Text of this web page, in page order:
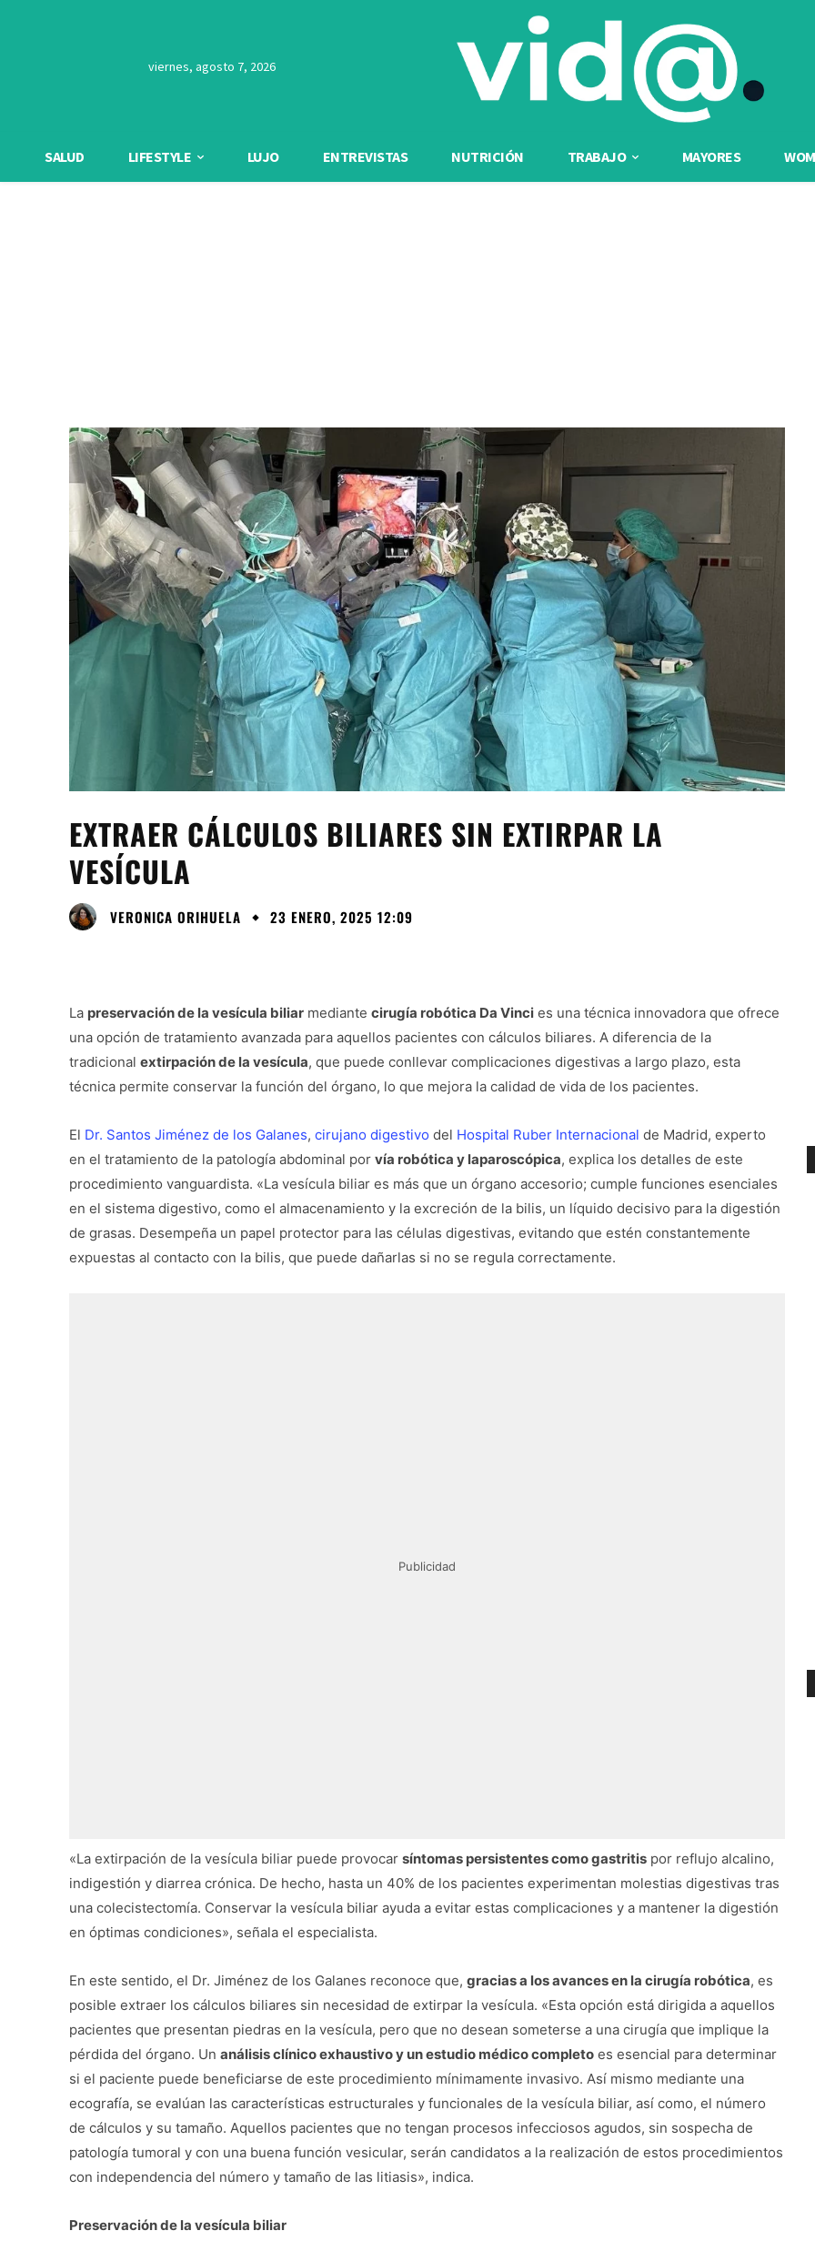
viernes, agosto 7, 2026
SALUD LIFESTYLE LUJO ENTREVISTAS NUTRICIÓN TRABAJO MAYORES
EXTRAER CÁLCULOS BILIARES SIN EXTIRPAR LA
VESÍCULA
VERONICA ORIHUELA 23 ENERO, 2025 12:09
La preservación de la vesícula biliar mediante cirugía robótica Da Vinci es una técnica innovadora que ofrece
una opción de tratamiento avanzada para aquellos pacientes con cálculos biliares. A diferencia de la
tradicional extirpación de la vesícula, que puede conllevar complicaciones digestivas a largo plazo, esta
técnica permite conservar la función del órgano, lo que mejora la calidad de vida de los pacientes.
El Dr. Santos Jiménez de los Galanes, cirujano digestivo del Hospital Ruber Internacional de Madrid, experto
en el tratamiento de la patología abdominal por vía robótica y laparoscópica, explica los detalles de este
procedimiento vanguardista. «La vesícula biliar es más que un órgano accesorio; cumple funciones esenciales
en el sistema digestivo, como el almacenamiento y la excreción de la bilis, un líquido decisivo para la digestión
de grasas. Desempeña un papel protector para las células digestivas, evitando que estén constantemente
expuestas al contacto con la bilis, que puede dañarlas si no se regula correctamente.
Publicidad
«La extirpación de la vesícula biliar puede provocar síntomas persistentes como gastritis por reflujo alcalino,
indigestión y diarrea crónica. De hecho, hasta un 40% de los pacientes experimentan molestias digestivas tras
una colecistectomía. Conservar la vesícula biliar ayuda a evitar estas complicaciones y a mantener la digestión
en óptimas condiciones», señala el especialista.
En este sentido, el Dr. Jiménez de los Galanes reconoce que, gracias a los avances en la cirugía robótica, es
posible extraer los cálculos biliares sin necesidad de extirpar la vesícula. «Esta opción está dirigida a aquellos
pacientes que presentan piedras en la vesícula, pero que no desean someterse a una cirugía que implique la
pérdida del órgano. Un análisis clínico exhaustivo y un estudio médico completo es esencial para determinar
si el paciente puede beneficiarse de este procedimiento mínimamente invasivo. Así mismo mediante una
ecografía, se evalúan las características estructurales y funcionales de la vesícula biliar, así como, el número
de cálculos y su tamaño. Aquellos pacientes que no tengan procesos infecciosos agudos, sin sospecha de
patología tumoral y con una buena función vesicular, serán candidatos a la realización de estos procedimientos
con independencia del número y tamaño de las litiasis», indica.
Preservación de la vesícula biliar